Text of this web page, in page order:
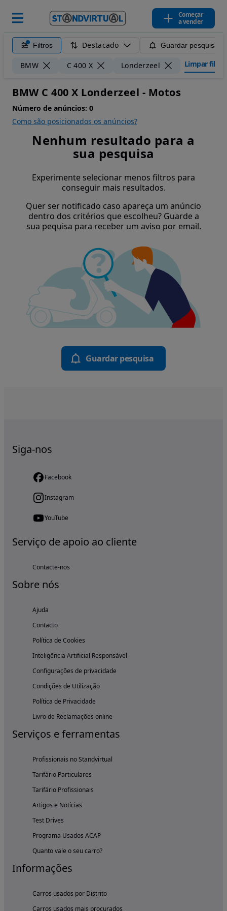
Começar
a vender
Filtros Destacado Guardar pesquisa
BMW C 400 X Londerzeel Limpar
BMW C 400 X Londerzeel - Motos
Número de anúncios: 0
Como são posicionados os anúncios?
Nenhum resultado para a
sua pesquisa
Experimente selecionar menos filtros para
conseguir mais resultados.
Quer ser notificado caso apareça um anúncio
dentro dos critérios que escolheu? Guarde a
sua pequisa para receber um aviso por email.
Guardar pesquisa
Siga-nos
Facebook
Instagram
YouTube
Serviço de apoio ao cliente
Contacte-nos
Sobre nós
Ajuda
Contacto
Política de Cookies
Inteligência Artificial Responsável
Configurações de privacidade
Condições de Utilização
Política de Privacidade
Livro de Reclamações online
Serviços e ferramentas
Profissionais no Standvirtual
Tarifário Particulares
Tarifário Profissionais
Artigos e Notícias
Test Drives
Programa Usados ACAP
Quanto vale o seu carro?
Informações
Carros usados por Distrito
Carros usados mais procurados